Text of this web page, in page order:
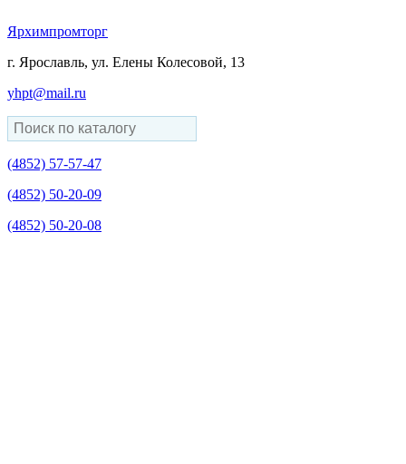
Ярхимпромторг
г. Ярославль, ул. Елены Колесовой, 13
yhpt@mail.ru
(4852) 57-57-47
(4852) 50-20-09
(4852) 50-20-08